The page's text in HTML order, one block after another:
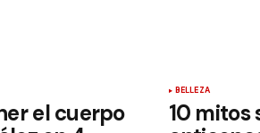
el cuerpo
BELLEZA
10 mitos